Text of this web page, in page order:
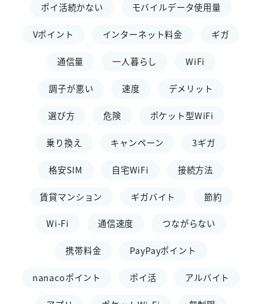
ポイ活続かない モバイルデータ使用量
Vポイント インターネット料金 ギガ
通信量 一人暮らし WiFi
調子が悪い 速度 デメリット
選び方 危険 ポケット型WiFi
乗り換え キャンペーン 3ギガ
格安SIM 自宅WiFi 接続方法
賃貸マンション ギガバイト 節約
Wi-Fi 通信速度 つながらない
携帯料金 PayPayポイント
nanacoポイント ポイ活 アルバイト